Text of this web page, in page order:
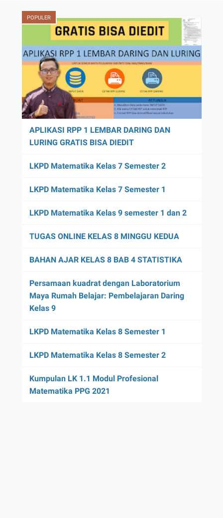
POPULER
APLIKASI RPP 1 LEMBAR DARING DAN
LURING GRATIS BISA DIEDIT
LKPD Matematika Kelas 7 Semester 2
LKPD Matematika Kelas 7 Semester 1
LKPD Matematika Kelas 9 semester 1 dan 2
TUGAS ONLINE KELAS 8 MINGGU KEDUA
BAHAN AJAR KELAS 8 BAB 4 STATISTIKA
Persamaan kuadrat dengan Laboratorium
Maya Rumah Belajar: Pembelajaran Daring
Kelas 9
LKPD Matematika Kelas 8 Semester 1
LKPD Matematika Kelas 8 Semester 2
Kumpulan LK 1.1 Modul Profesional
Matematika PPG 2021